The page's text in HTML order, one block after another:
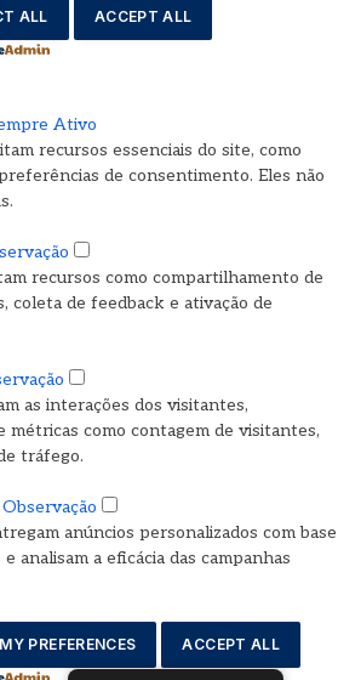
ALL ACCEPT ALL
Ativo
recursos essenciais do site, como
de consentimento. Eles não
recursos como compartilhamento de
coleta de feedback e ativação de
as interações dos visitantes,
como contagem de visitantes,
tráfego.
Observação
anúncios personalizados com base
analisam a eficácia das campanhas
PREFERENCES ACCEPT ALL